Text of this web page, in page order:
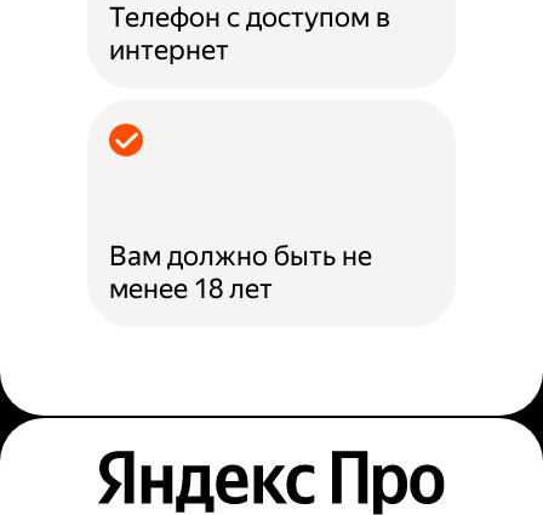
Телефон с доступом в
интернет
Вам должно быть не
менее 18 лет